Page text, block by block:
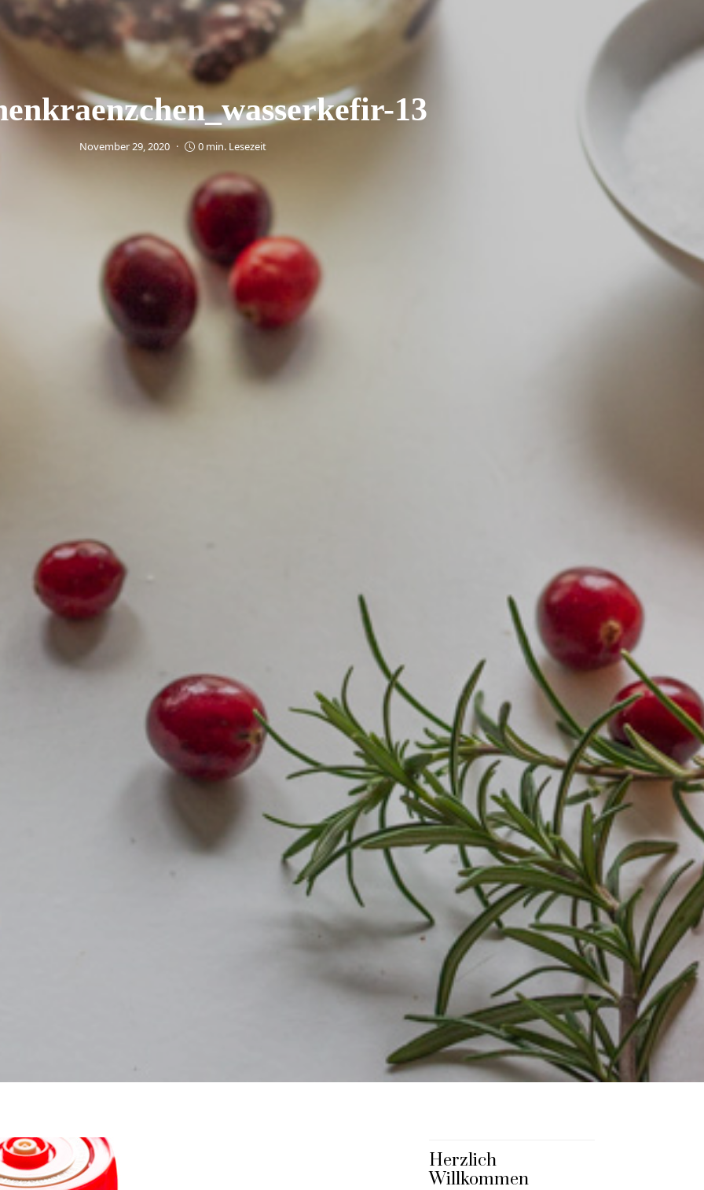
13
November 29, 2020 0 min. Lesezeit
Herzlich
Willkommen